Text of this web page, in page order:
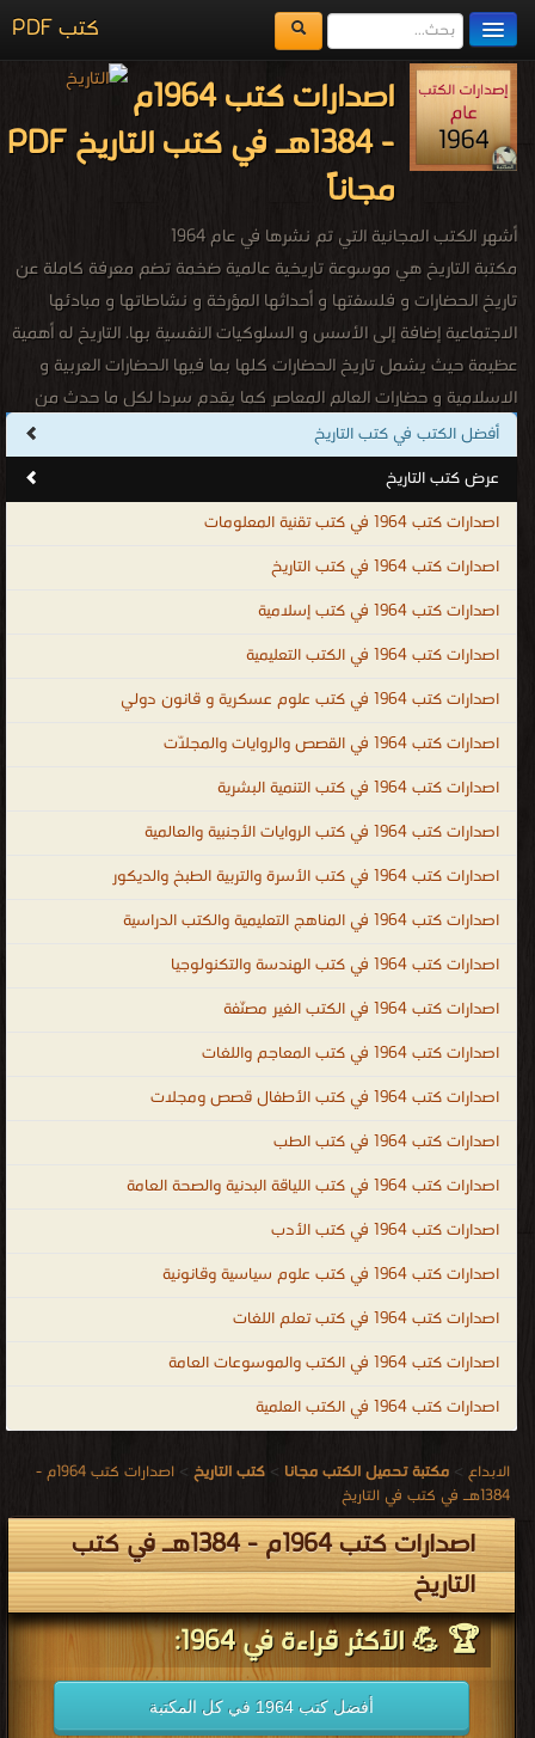
كتب PDF
مكتبة الكتب
المكتبات
يُقرأ حالياً
اضف كتاب
اصدارات كتب 1964م
- 1384هـ في كتب التاريخ PDF
مجاناً
أشهر الكتب المجانية التي تم نشرها في عام 1964
مكتبة التاريخ هي موسوعة تاريخية عالمية ضخمة تضم معرفة كاملة عن
تاريخ الحضارات و فلسفتها و أحداثها المؤرخة و نشاطاتها و مبادئها
الاجتماعية إضافة إلى الأسس و السلوكيات النفسية بها. التاريخ له أهمية
عظيمة حيث يشمل تاريخ الحضارات كلها بما فيها الحضارات العربية و
الاسلامية و حضارات العالم المعاصر كما يقدم سردا لكل ما حدث من
أحداث تاريخية في شتى البلدان فيكون بذلك هو الأساس في المحافظة
على تاريخ و عادات و تقاليد الدول و الحضارات كما يقوم بالتأشير على
السمات التى كانت و مازالت تميز كل حضارة على حدة سواء كانت هذة
الحضارات شرقية أم غربية و لا ننسى انه يلعب الدور الاكبر و الاهم فى
توثيق و تسجيل كل ما تم التوصل إليه من إنجازات مع ضرورة ذكر
الحضارات القديمة ، اسماء كتب تاريخية أهم كتب التاريخ ، تحميل كتب
تاريخية وسياسية ، كتب تاريخية ممنوعة كتب تاريخية اسلامية ، تحميل
كتب تاريخية نادرة مجانا ، كتب تاريخ الدولة العثمانية ، كتب تاريخية عن
الدولة العثمانية ، تحميل وقراءة أونلاين كتب تاريخ ، كتب تاريخ صوتية ،
كتب تاريخ قديم ، كتب تاريخ فرعونى ، كتب تاريخ ادبى ، كتب تاريخ
books ، history books free download ، world history books ،
indian history books ، history books to read ، history books PDF ،
history books in hindi ، history books online ، history books in
urdu ، historical books ، islamic history books ، islamic history
in english ، islamic history books in urdu pdf ، islamic history
books malayalam pdf ، islamic history books in bangla ، islamic
history in urdu ، islamic history books in malayalam التاريخ
أفضل الكتب في كتب التاريخ
عرض كتب التاريخ
اصدارات كتب 1964 في كتب تقنية المعلومات
اصدارات كتب 1964 في كتب التاريخ
اصدارات كتب 1964 في كتب إسلامية
اصدارات كتب 1964 في الكتب التعليمية
اصدارات كتب 1964 في كتب علوم عسكرية و قانون دولي
اصدارات كتب 1964 في القصص والروايات والمجلّات
اصدارات كتب 1964 في كتب التنمية البشرية
اصدارات كتب 1964 في كتب الروايات الأجنبية والعالمية
اصدارات كتب 1964 في كتب الأسرة والتربية الطبخ والديكور
اصدارات كتب 1964 في المناهج التعليمية والكتب الدراسية
اصدارات كتب 1964 في كتب الهندسة والتكنولوجيا
اصدارات كتب 1964 في الكتب الغير مصنّفة
اصدارات كتب 1964 في كتب المعاجم واللغات
اصدارات كتب 1964 في كتب الأطفال قصص ومجلات
اصدارات كتب 1964 في كتب الطب
اصدارات كتب 1964 في كتب اللياقة البدنية والصحة العامة
اصدارات كتب 1964 في كتب الأدب
اصدارات كتب 1964 في كتب علوم سياسية وقانونية
اصدارات كتب 1964 في كتب تعلم اللغات
اصدارات كتب 1964 في الكتب والموسوعات العامة
اصدارات كتب 1964 في الكتب العلمية
الابداع > مكتبة تحميل الكتب مجانا > كتب التاريخ >
اصدارات كتب 1964م -
1384هـ في كتب في التاريخ
اصدارات كتب 1964م - 1384هـ في كتب
التاريخ
🏆 💪 الأكثر قراءة في 1964:
أفضل كتب 1964 في كل المكتبة